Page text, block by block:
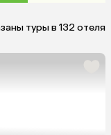
туры в 132 отеля